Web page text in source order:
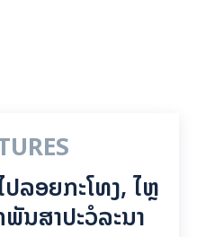
ປລອຍ​ກະ​ໂທງ, ໄຫຼ​
ນ​ສາ​ປະ​ວໍ​ລະ​ນາ